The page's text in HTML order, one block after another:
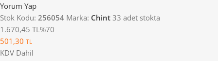
Yorum Yap
Stok Kodu: 256054 Marka: Chint 33 adet stokta
1.670,45 TL%70
501,30 TL
KDV Dahil